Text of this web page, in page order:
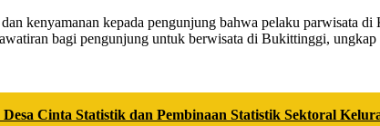
kenyamanan kepada pengunjung bahwa pelaku parwisata
bagi pengunjung untuk berwisata di Bukittinggi,
Cinta Statistik dan Pembinaan Statistik Sektoral